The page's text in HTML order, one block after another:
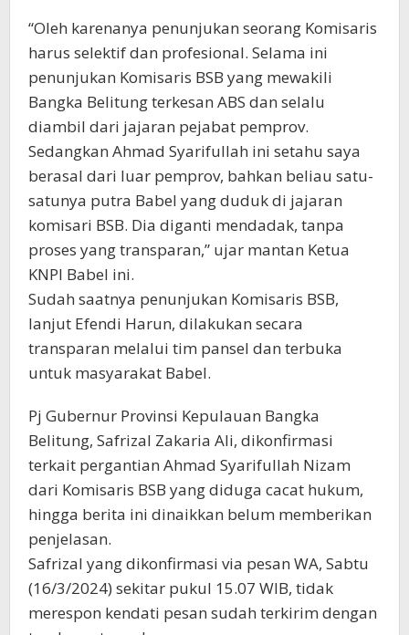
“Oleh karenanya penunjukan seorang Komisaris
harus selektif dan profesional. Selama ini
penunjukan Komisaris BSB yang mewakili
Bangka Belitung terkesan ABS dan selalu
diambil dari jajaran pejabat pemprov.
Sedangkan Ahmad Syarifullah ini setahu saya
berasal dari luar pemprov, bahkan beliau satu-
satunya putra Babel yang duduk di jajaran
komisari BSB. Dia diganti mendadak, tanpa
proses yang transparan,” ujar mantan Ketua
KNPI Babel ini.
Sudah saatnya penunjukan Komisaris BSB,
lanjut Efendi Harun, dilakukan secara
transparan melalui tim pansel dan terbuka
untuk masyarakat Babel.
Pj Gubernur Provinsi Kepulauan Bangka
Belitung, Safrizal Zakaria Ali, dikonfirmasi
terkait pergantian Ahmad Syarifullah Nizam
dari Komisaris BSB yang diduga cacat hukum,
hingga berita ini dinaikkan belum memberikan
penjelasan.
Safrizal yang dikonfirmasi via pesan WA, Sabtu
(16/3/2024) sekitar pukul 15.07 WIB, tidak
merespon kendati pesan sudah terkirim dengan